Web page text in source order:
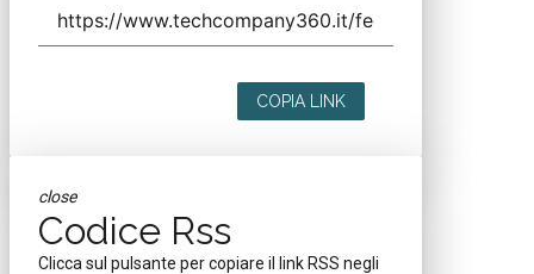
COPIA LINK
close
Codice Rss
Clicca sul pulsante per copiare il link RSS negli